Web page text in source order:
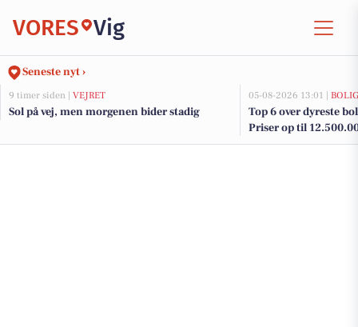
VORES Vig
Seneste nyt ›
9 timer siden | VEJRET
Sol på vej, men morgenen bider stadig
05-08-2026 13:01 |
Top 6 over dyreste
Priser op til